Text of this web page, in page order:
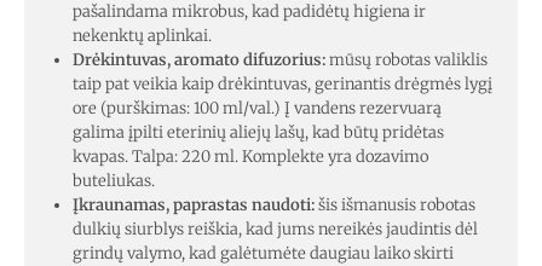
pašalindama mikrobus, kad padidėtų higiena ir
nekenktų aplinkai.
Drėkintuvas, aromato difuzorius:mūsų robotas valiklis
taip pat veikia kaip drėkintuvas, gerinantis drėgmės lygį
ore (purškimas: 100 ml/val.) Į vandens rezervuarą
galima įpilti eterinių aliejų lašų, kad būtų pridėtas
kvapas. Talpa: 220 ml. Komplekte yra dozavimo
buteliukas.
Įkraunamas, paprastas naudoti:šis išmanusis robotas
dulkių siurblys reiškia, kad jums nereikės jaudintis dėl
grindų valymo, kad galėtumėte daugiau laiko skirti